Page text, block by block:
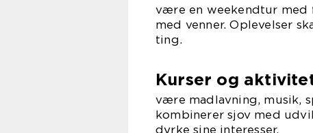
være en weekendtur med
med venner. Oplevelser
ting.
Kurser og
være madlavning, musik,
kombinerer sjov med
dyrke sine interesser.